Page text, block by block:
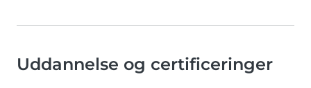
Uddannelse og certificeringer